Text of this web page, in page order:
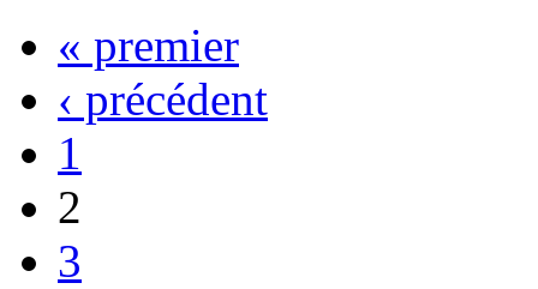
« premier
‹ précédent
1
2
3